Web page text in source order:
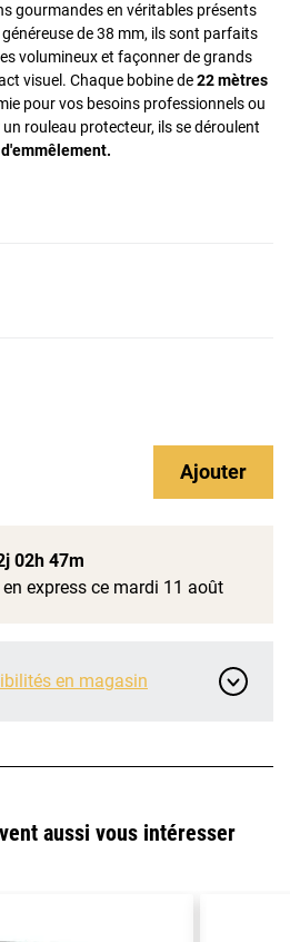
gourmandes en véritables présents
de 38 mm, ils sont parfaits
volumineux et façonner de grands
visuel. Chaque bobine de22 mètres
pour vos besoins professionnels ou
rouleau protecteur, ils se déroulent
Ajouter
02h 47m
express ce mardi 11 août
en magasin
aussi vous intéresser